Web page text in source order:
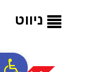
ניווט